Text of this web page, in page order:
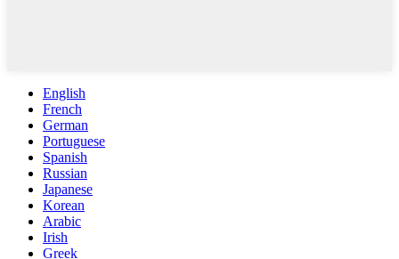
English
French
German
Portuguese
Spanish
Russian
Japanese
Korean
Arabic
Irish
Greek